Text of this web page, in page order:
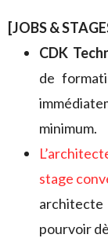
[JOBS &
CDK
de
minimum.
stage
pourvoir